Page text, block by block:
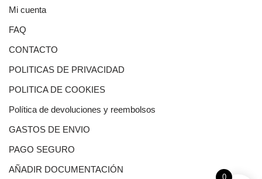
Mi cuenta
FAQ
CONTACTO
POLITICAS DE PRIVACIDAD
POLITICA DE COOKIES
Política de devoluciones y reembolsos
GASTOS DE ENVIO
PAGO SEGURO
AÑADIR DOCUMENTACIÓN
0